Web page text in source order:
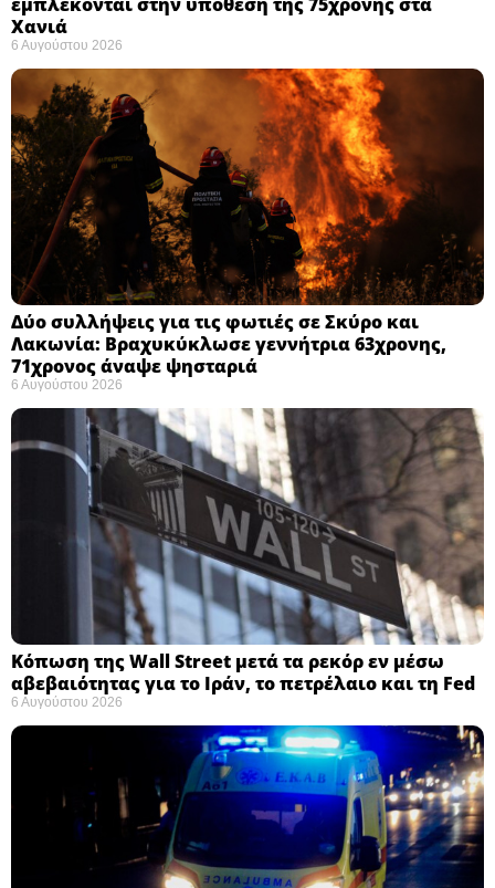
Χανιά
6 Αυγούστου 2026
Δύο συλλήψεις για τις φωτιές σε Σκύρο και
Λακωνία: Βραχυκύκλωσε γεννήτρια 63χρονης,
71χρονος άναψε ψησταριά
6 Αυγούστου 2026
Κόπωση της Wall Street μετά τα ρεκόρ εν μέσω
αβεβαιότητας για το Ιράν, το πετρέλαιο και τη Fed
6 Αυγούστου 2026